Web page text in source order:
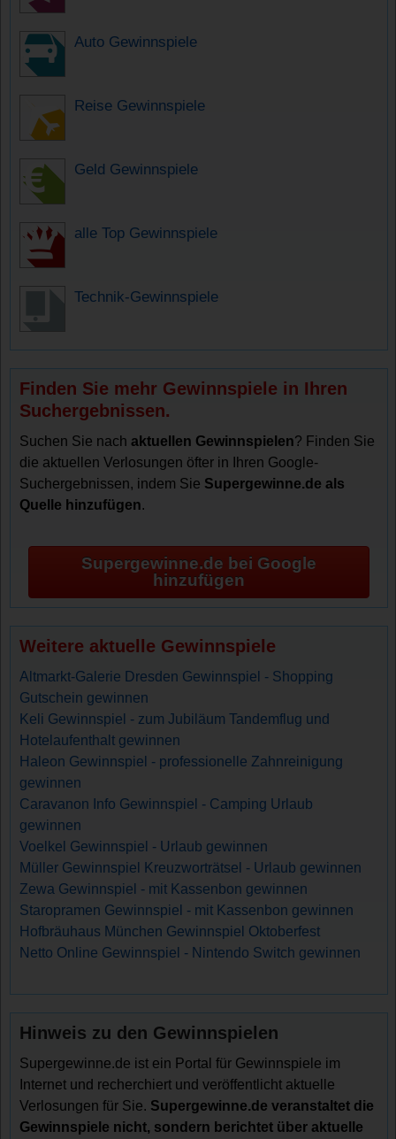
Auto Gewinnspiele
Reise Gewinnspiele
Geld Gewinnspiele
alle Top Gewinnspiele
Technik-Gewinnspiele
Finden Sie mehr Gewinnspiele in Ihren
Suchergebnissen.
Suchen Sie nachaktuellen Gewinnspielen? Finden Sie
die aktuellen Verlosungen öfter in Ihren Google-
Suchergebnissen, indem Sie Supergewinne.de als
Quelle hinzufügen.
Supergewinne.de bei Google
hinzufügen
Weitere aktuelle Gewinnspiele
Altmarkt-Galerie Dresden Gewinnspiel - Shopping
Gutschein gewinnen
Keli Gewinnspiel - zum Jubiläum Tandemflug und
Hotelaufenthalt gewinnen
Haleon Gewinnspiel - professionelle Zahnreinigung
gewinnen
Caravanon Info Gewinnspiel - Camping Urlaub
gewinnen
Voelkel Gewinnspiel - Urlaub gewinnen
Müller Gewinnspiel Kreuzworträtsel - Urlaub gewinnen
Zewa Gewinnspiel - mit Kassenbon gewinnen
Staropramen Gewinnspiel - mit Kassenbon gewinnen
Hofbräuhaus München Gewinnspiel Oktoberfest
Netto Online Gewinnspiel - Nintendo Switch gewinnen
Hinweis zu den Gewinnspielen
Supergewinne.de ist ein Portal für Gewinnspiele im
Internet und recherchiert und veröffentlicht aktuelle
Verlosungen für Sie. Supergewinne.de veranstaltet die
Gewinnspiele nicht, sondern berichtet über aktuelle